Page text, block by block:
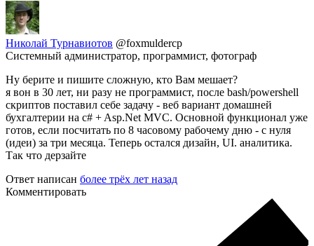
Николай Турнавиотов @foxmuldercp
Системный администратор, программист, фотограф
Ну берите и пишите сложную, кто Вам мешает?
я вон в 30 лет, ни разу не программист, после bash/powershell
скриптов поставил себе задачу - веб вариант домашней
бухгалтерии на c# + Asp.Net MVC. Основной функционал уже
готов, если посчитать по 8 часовому рабочему дню - с нуля
(идеи) за три месяца. Теперь остался дизайн, UI. аналитика.
Так что дерзайте
Ответ написан более трёх лет назад
Комментировать